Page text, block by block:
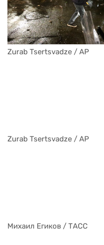
Zurab Tsertsvadze / AP